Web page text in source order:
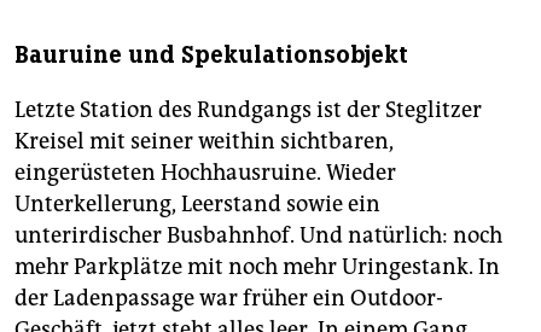
Bauruine und Spekulationsobjekt
Letzte Station des Rundgangs ist der Steglitzer
Kreisel mit seiner weithin sichtbaren,
eingerüsteten Hochhausruine. Wieder
Unterkellerung, Leerstand sowie ein
unterirdischer Busbahnhof. Und natürlich: noch
mehr Parkplätze mit noch mehr Uringestank. In
der Ladenpassage war früher ein Outdoor-